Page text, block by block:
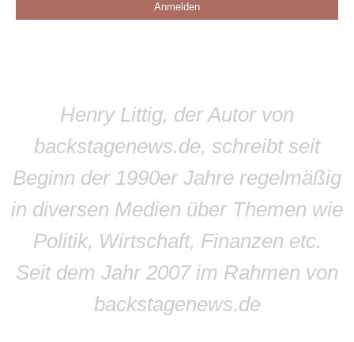
Anmelden
Henry Littig, der Autor von
backstagenews.de, schreibt seit
Beginn der 1990er Jahre regelmäßig
in diversen Medien über Themen wie
Politik, Wirtschaft, Finanzen etc.
Seit dem Jahr 2007 im Rahmen von
backstagenews.de